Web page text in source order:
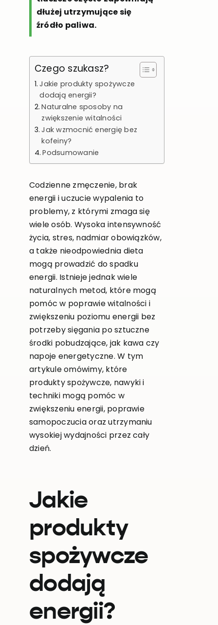
dłużej utrzymujące się
źródło paliwa.
Czego szukasz?
Jakie produkty spożywcze
dodają energii?
Naturalne sposoby na
zwiększenie witalności
Jak wzmocnić energię bez
kofeiny?
Podsumowanie
Codzienne zmęczenie, brak
energii i uczucie wypalenia to
problemy, z którymi zmaga się
wiele osób. Wysoka intensywność
życia, stres, nadmiar obowiązków,
a także nieodpowiednia dieta
mogą prowadzić do spadku
energii. Istnieje jednak wiele
naturalnych metod, które mogą
pomóc w poprawie witalności i
zwiększeniu poziomu energii bez
potrzeby sięgania po sztuczne
środki pobudzające, jak kawa czy
napoje energetyczne. W tym
artykule omówimy, które
produkty spożywcze, nawyki i
techniki mogą pomóc w
zwiększeniu energii, poprawie
samopoczucia oraz utrzymaniu
wysokiej wydajności przez cały
dzień.
Jakie
produkty
spożywcze
dodają
energii?